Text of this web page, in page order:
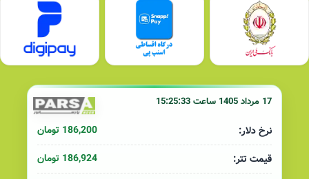
17 مرداد 1405 ساعت 15:25:33
نرخ دلار:
186,200 تومان
قیمت تتر:
186,924 تومان